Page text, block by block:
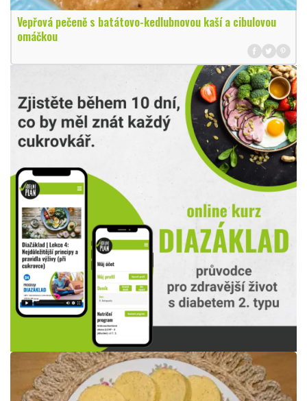
Vepřová pečeně s batátovo-kedlubnovou kaší a cibulovou
omáčkou